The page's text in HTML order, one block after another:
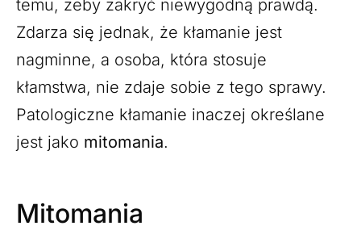
temu, żeby zakryć niewygodną prawdą.
Zdarza się jednak, że kłamanie jest
nagminne, a osoba, która stosuje
kłamstwa, nie zdaje sobie z tego sprawy.
Patologiczne kłamanie inaczej określane
jest jako mitomania.
Mitomania